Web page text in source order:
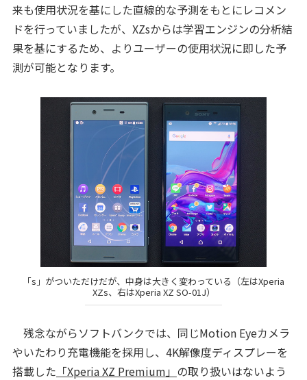
来も使用状況を基にした直線的な予測をもとにレコメン
ドを行っていましたが、XZsからは学習エンジンの分析結
果を基にするため、よりユーザーの使用状況に即した予
測が可能となります。
「s」がついただけだが、中身は大きく変わっている（左はXperia
XZs、右はXperia XZ SO-01J）
残念ながらソフトバンクでは、同じMotion Eyeカメラ
やいたわり充電機能を採用し、4K解像度ディスプレーを
搭載した 「Xperia XZ Premium」 の取り扱いはないよう